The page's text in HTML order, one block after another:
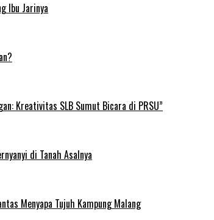
Ibu Jarinya
Kreativitas SLB Sumut Bicara di PRSU”
di Tanah Asalnya
Menyapa Tujuh Kampung Malang